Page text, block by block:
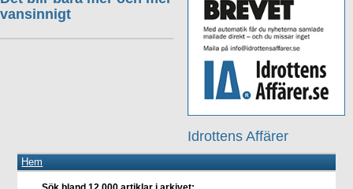
Idrottens Affärer
vansinnigt
Hem